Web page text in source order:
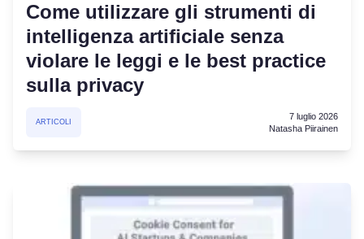
Come utilizzare gli strumenti di
intelligenza artificiale senza
violare le leggi e le best practice
sulla privacy
ARTICOLI
7 luglio 2026
Natasha Piirainen